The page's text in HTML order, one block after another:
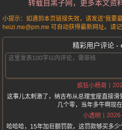
转载自黑子网，更多本文资
小提示：如遇到本页链接失效，请发送“我要
heizi.me@pm.me 可自动获得最新网址。请
精彩用户评论 -
疯狂小杨哥
这事儿太刺激了，纳吉布从总理宝座直接
几个零，当年多牛啊现
小透明
哈哈哈，15年加巨额罚款，这罚款够买多